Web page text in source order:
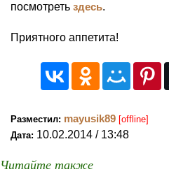
посмотреть здесь.
Приятного аппетита!
Разместил: mayusik89 [offline]
Дата: 10.02.2014 / 13:48
Читайте также